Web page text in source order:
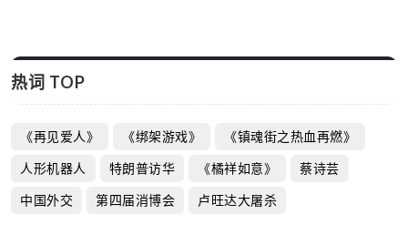
热词 TOP
《再见爱人》 《绑架游戏》 《镇魂街之热血再燃》
人形机器人 特朗普访华 《橘祥如意》 蔡诗芸
中国外交 第四届消博会 卢旺达大屠杀